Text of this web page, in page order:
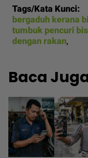
Tags/Kata Kunci:
bergaduh kerana
tumbuk pencuri
dengan rakan,
Baca